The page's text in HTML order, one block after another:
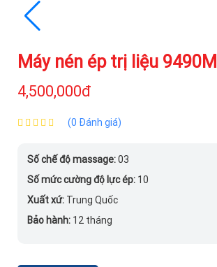
Máy nén ép trị liệu 9490M
4,500,000đ
(0 Đánh giá)
Số chế độ massage:03
Số mức cường độ lực ép: 10
Xuất xứ: Trung Quốc
Bảo hành: 12 tháng